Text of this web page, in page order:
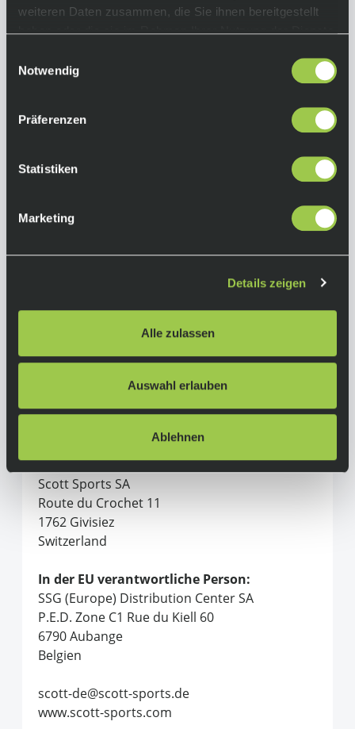
weiteren Daten zusammen, die Sie ihnen bereitgestellt
haben oder die sie im Rahmen Ihrer Nutzung der Dienste
Notwendig
Präferenzen
Statistiken
Marketing
Details zeigen
Alle zulassen
Auswahl erlauben
Ablehnen
Gabel:
Antrieb:
Kassette: Shimano CS-M5100-11 / 11-42 Z.
teiliges Design / 36X26
Shimano MT200 / Hydraulische Disc
Syncros X-20 Disc / 32H / black
Herstellerinformationen
Scott
Alle Produkte von Scott
Hersteller:
Scott Sports SA
Route du Crochet 11
1762 Givisiez
Switzerland
In der EU verantwortliche Person:
SSG (Europe) Distribution Center SA
P.E.D. Zone C1 Rue du Kiell 60
6790 Aubange
Belgien
scott-de@scott-sports.de
www.scott-sports.com